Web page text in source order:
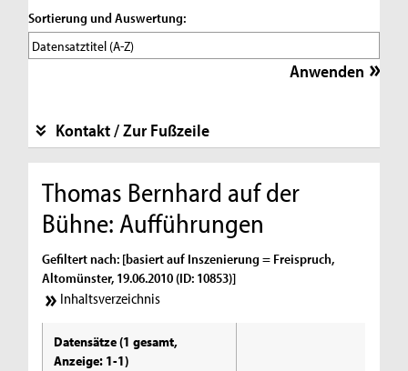
Sortierung und Auswertung:
Kontakt / Zur Fußzeile
Thomas Bernhard auf der
Bühne: Aufführungen
Gefiltert nach: [basiert auf Inszenierung = Freispruch,
Altomünster, 19.06.2010 (ID: 10853)]
Inhaltsverzeichnis
Datensätze (1 gesamt,
Anzeige: 1-1)